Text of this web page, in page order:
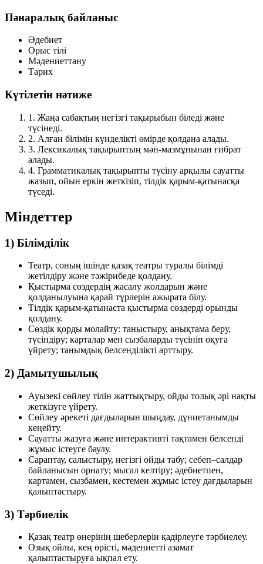
Пәнаралық байланыс
Әдебиет
Орыс тілі
Мәдениеттану
Тарих
Күтілетін нәтиже
1. Жаңа сабақтың негізгі тақырыбын біледі және
түсінеді.
2. Алған білімін күнделікті өмірде қолдана алады.
3. Лексикалық тақырыптың мән-мазмұнынан ғибрат
алады.
4. Грамматикалық тақырыпты түсіну арқылы сауатты
жазып, ойын еркін жеткізіп, тілдік қарым-қатынасқа
түседі.
Міндеттер
1) Білімділік
Театр, соның ішінде қазақ театры туралы білімді
жетілдіру және тәжірибеде қолдану.
Қыстырма сөздердің жасалу жолдарын және
қолданылуына қарай түрлерін ажырата білу.
Тілдік қарым-қатынаста қыстырма сөздерді орынды
қолдану.
Сөздік қорды молайту: таныстыру, анықтама беру,
түсіндіру; карталар мен сызбаларды түсініп оқуға
үйрету; танымдық белсенділікті арттыру.
2) Дамытушылық
Ауызекі сөйлеу тілін жаттықтыру, ойды толық әрі нақты
жеткізуге үйрету.
Сөйлеу әрекеті дағдыларын шыңдау, дүниетанымды
кеңейту.
Сауатты жазуға және интерактивті тақтамен белсенді
жұмыс істеуге баулу.
Сараптау, салыстыру, негізгі ойды табу; себеп–салдар
байланысын орнату; мысал келтіру; әдебиетпен,
картамен, сызбамен, кестемен жұмыс істеу дағдыларын
қалыптастыру.
3) Тәрбиелік
Қазақ театр өнерінің шеберлерін қадірлеуге тәрбиелеу.
Озық ойлы, кең өрісті, мәдениетті азамат
қалыптастыруға ықпал ету.